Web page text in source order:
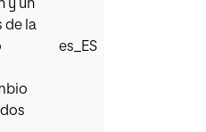
y un
de la
es_ES